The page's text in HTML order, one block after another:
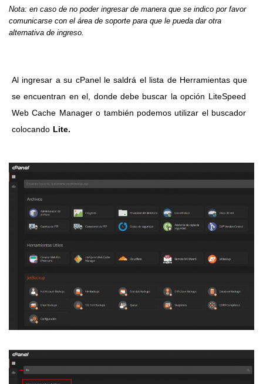
Nota: en caso de no poder ingresar de manera que se indico por favor
comunicarse con el área de soporte para que le pueda dar otra
alternativa de ingreso.
Al ingresar a su cPanel le saldrá el lista de Herramientas que
se encuentran en el, donde debe buscar la opción LiteSpeed
Web Cache Manager o también podemos utilizar el buscador
colocando Lite.